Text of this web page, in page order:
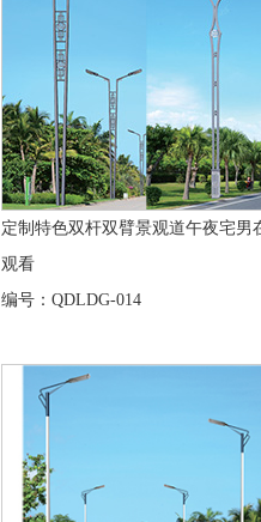
定制特色双杆双臂景观道午夜宅男
观看
编号：QDLDG-014